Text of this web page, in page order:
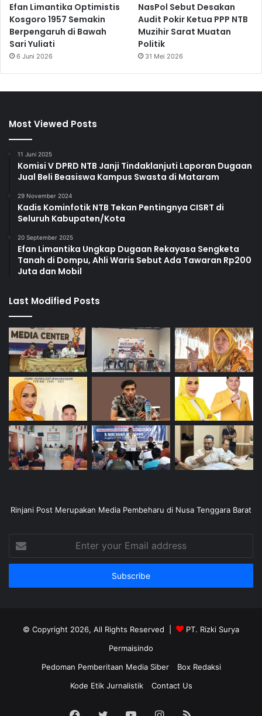
Efan Limantika Optimistis
Kosgoro 1957 Semakin
Berpengaruh di Bawah
Sari Yuliati
6 Juni 2026
NasPol Sebut Desakan
Audit Pokir Ketua PPP NTB
Muzihir Sarat Muatan
Politik
31 Mei 2026
Most Viewed Posts
11 Juni 2025
Komisi V DPRD NTB Janji Tindaklanjuti Laporan Dugaan
Jual Beli Beasiswa Kampus Swasta di Mataram
29 November 2024
Kadis Kominfotik NTB Tekan Pentingnya CISRT di
Seluruh Kabupaten/Kota
20 September 2025
Efan Limantika Ungkap Dugaan Rekayasa Sengketa
Tanah di Dompu, Ahli Waris Sebut Ada Tawaran Rp200
Juta dan Mobil
Last Modified Posts
Rinjani Post Merupakan Media Pembeharu di Nusa Tenggara Barat
your
Email
© Copyright 2026, All Rights Reserved |
PT. Rizki Surya
Permaisindo
Pedoman Pemberitaan Media Siber
Box Redaksi
Kode Etik Jurnalistik
Contact Us